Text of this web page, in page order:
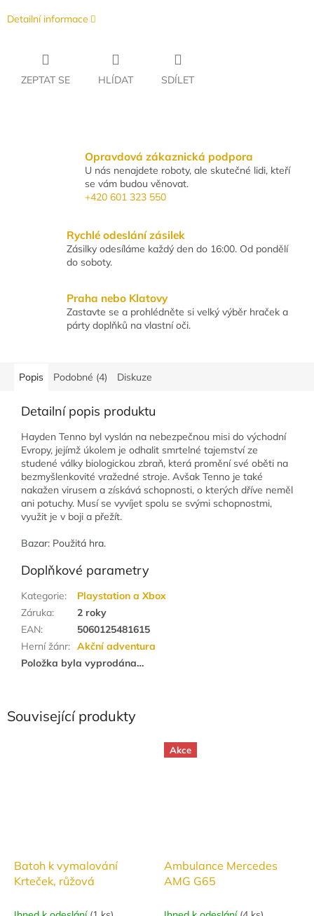
Detailní informace
ZEPTAT SE HLÍDAT SDÍLET
Opravdová zákaznická podpora
U nás nenajdete roboty, ale skutečné lidi, kteří
se vám budou věnovat.
+420 601 323 550
Rychlé odeslání zásilek
Zásilky odesíláme každý den do 16:00. Od pondělí
do soboty.
Praha nebo Klatovy
Zastavte se a prohlédněte si velký výběr hraček a
párty doplňků na vlastní oči.
Související produkty
Batoh k vymalování
Krteček, růžová
Akce
Ambulance Mercedes
AMG G65
Popis Podobné (4) Diskuze
Detailní popis produktu
Hayden Tenno byl vyslán na nebezpečnou misi do východní
Evropy, jejímž úkolem je odhalit smrtelné tajemství ze
studené války biologickou zbraň, která promění své oběti na
bezmyšlenkovité vražedné stroje. Avšak Tenno je také
nakažen virusem a získává schopnosti, o kterých dříve neměl
ani potuchy. Musí se vyvíjet spolu se svými schopnostmi,
využit je v boji a přežít.
Bazar: Použitá hra.
Doplňkové parametry
Kategorie:
Playstation a Xbox
Záruka:
2 roky
EAN:
5060125481615
Herní žánr: Akční adventura
Položka byla vyprodána…